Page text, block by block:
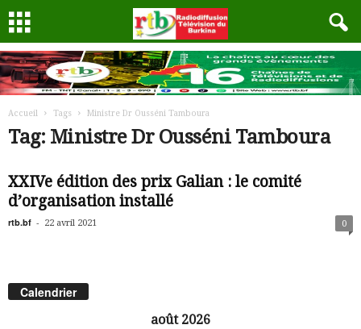
Accueil Tags Ministre Dr Ousséni Tamboura
Tag: Ministre Dr Ousséni Tamboura
XXIVe édition des prix Galian : le comité
d’organisation installé
rtb.bf - 22 avril 2021 0
Calendrier
août 2026